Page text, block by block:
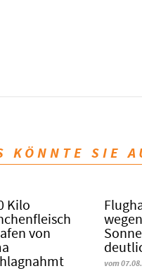
KÖNNTE SIE
Kilo
von
wegen
vom